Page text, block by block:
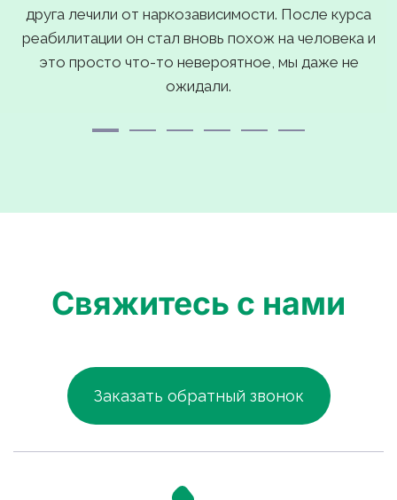
друга лечили от наркозависимости. После курса
реабилитации он стал вновь похож на человека и
это просто что-то невероятное, мы даже не
ожидали.
Свяжитесь с нами
Заказать обратный звонок